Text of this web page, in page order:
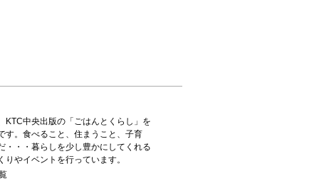
KTC中央出版の「ごはんとくらし」を
す。食べること、住まうこと、子育
・・・暮らしを少し豊かにしてくれる
りやイベントを行っています。